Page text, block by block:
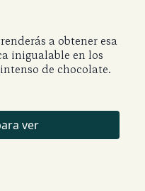
a obtener esa
inigualable en los
de chocolate.
ver